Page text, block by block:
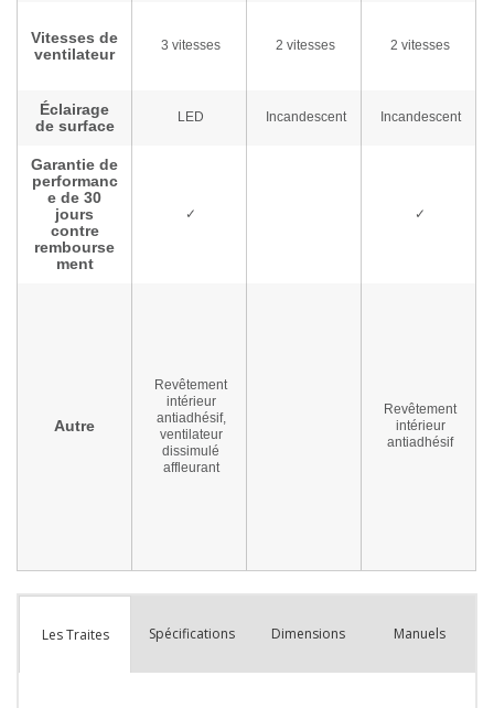
Les Traites Spécifications Dimensions Manuels